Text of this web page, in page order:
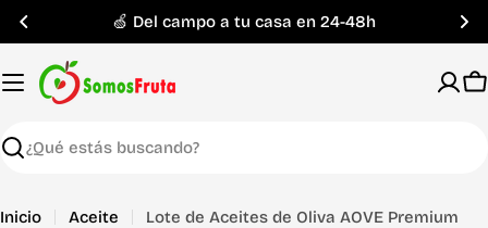
Saltar
contenido
🍏 Del campo a tu casa en 24-48h
Buscar
Inicio Aceite Lote de Aceites de Oliva AOVE Premium